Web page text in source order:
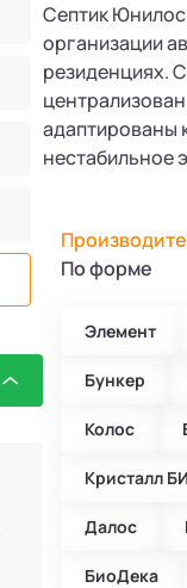
Септик Юнилос
организации
резиденциях.
адаптированы
нестабильное
По форме
Элемент
Бункер
Колос
Кристалл
Далос
БиоДека